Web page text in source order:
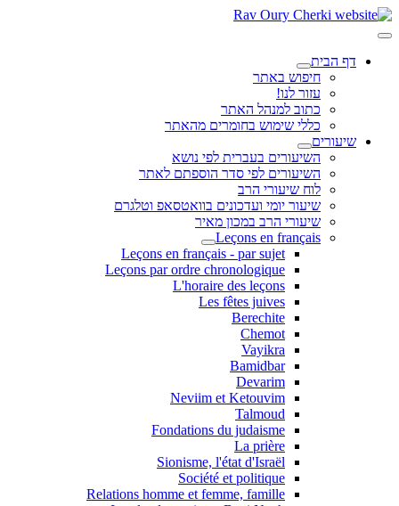
דף הבית
חיפוש באתר
עזור לנו!
כתוב למנהל האתר
כללי שימוש בחומרים מהאתר
שיעורים
השיעורים בעברית לפי נושא
השיעורים לפי סדר הוספתם לאתר
לוח שיעורי הרב
שיעור יומי ועדכונים בוואטסאפ וטלגרם
שיעורי הרב במכון מאיר
Leçons en français
Leçons en français - par sujet
Leçons par ordre chronologique
L'horaire des leçons
Les fêtes juives
Berechite
Chemot
Vayikra
Bamidbar
Devarim
Neviim et Ketouvim
Talmoud
Fondations du judaisme
La prière
Sionisme, l'état d'Israël
Société et politique
Relations homme et femme, famille